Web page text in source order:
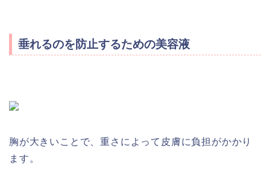
垂れるのを防止するための美容液
胸が大きいことで、重さによって皮膚に負担がかかり
ます。